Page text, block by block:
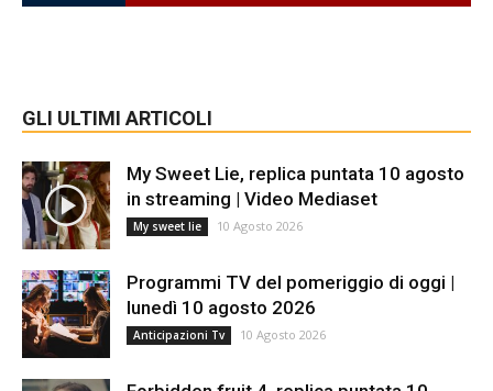
GLI ULTIMI ARTICOLI
My Sweet Lie, replica puntata 10 agosto
in streaming | Video Mediaset
My sweet lie 10 Agosto 2026
Programmi TV del pomeriggio di oggi |
lunedì 10 agosto 2026
Anticipazioni Tv 10 Agosto 2026